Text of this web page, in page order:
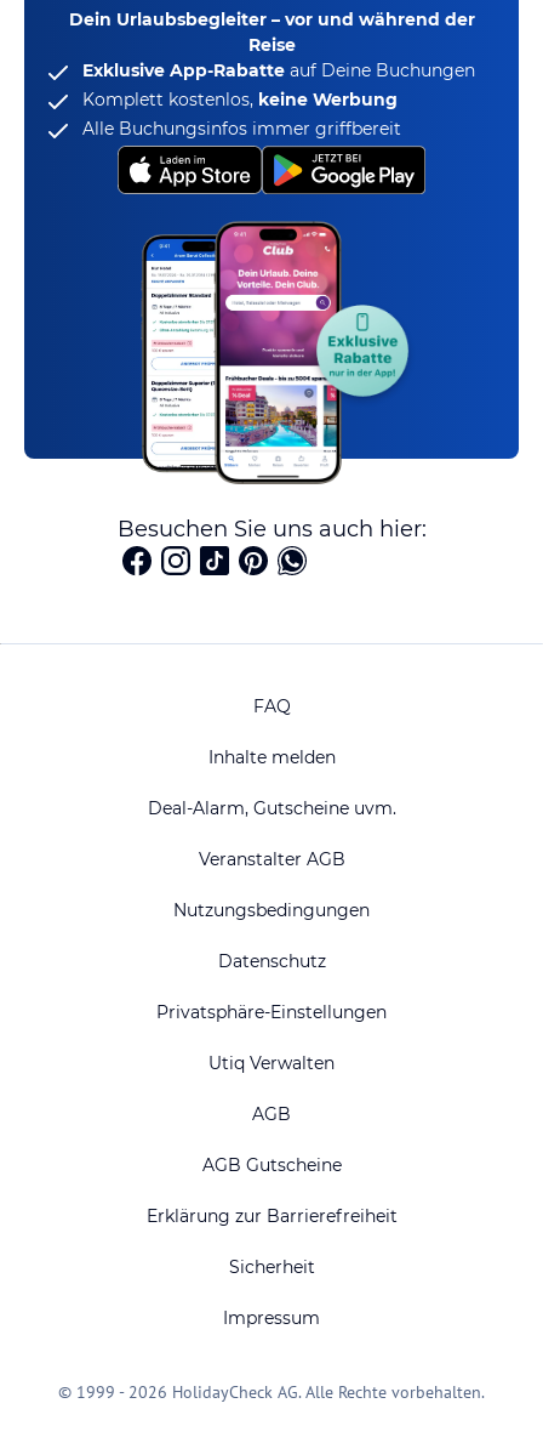
Dein Urlaubsbegleiter – vor und während der
Reise
Exklusive App-Rabatte auf Deine Buchungen
Komplett kostenlos, keine Werbung
Alle Buchungsinfos immer griffbereit
Besuchen Sie uns auch hier:
FAQ
Inhalte melden
Deal-Alarm, Gutscheine uvm.
Veranstalter AGB
Nutzungsbedingungen
Datenschutz
Privatsphäre-Einstellungen
Utiq Verwalten
AGB
AGB Gutscheine
Erklärung zur Barrierefreiheit
Sicherheit
Impressum
© 1999 - 2026 HolidayCheck AG. Alle Rechte vorbehalten.